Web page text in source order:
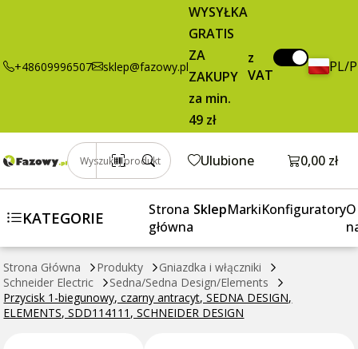
+48609996507 sklep@fazowy.pl
WYSYŁKA
GRATIS
ZA
ZAKUPY
za min.
49 zł
z
VAT
PL/
Wyszukaj produkt Ulubione Otwórz
0,00 zł
KATEGORIE
Strona
główna
SklepMarkiKonfiguratoryO
Strona Główna Produkty
Gniazdka i włączniki
Schneider Electric
Sedna/Sedna Design/Elements
Przycisk 1-biegunowy, czarny antracyt, SEDNA DESIGN,
ELEMENTS, SDD114111, SCHNEIDER DESIGN
SEDNA
SDD114111,
SCHNEIDER
DESIGN
brutto / szt. Dodaj do koszyka